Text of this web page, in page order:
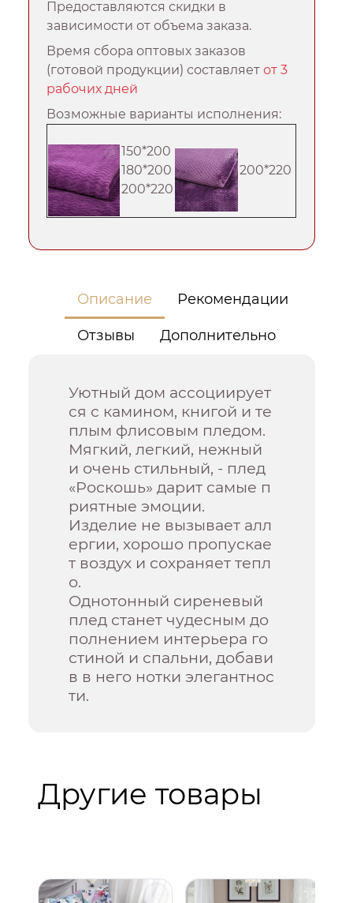
Предоставляются скидки в
зависимости от объема заказа.
Время сбора оптовых заказов
(готовой продукции) составляетот 3
рабочих дней
Возможные варианты исполнения:
150*200
180*200
200*220
200*220
Описание Рекомендации
Отзывы Дополнительно
Уютный дом ассоциирует
ся с камином, книгой и те
плым флисовым пледом.
Мягкий, легкий, нежный
и очень стильный, - плед
«Роскошь» дарит самые п
риятные эмоции.
Изделие не вызывает алл
ергии, хорошо пропускае
т воздух и сохраняет тепл
о.
Однотонный сиреневый
плед станет чудесным до
полнением интерьера го
стиной и спальни, добави
в в него нотки элегантнос
ти.
Другие товары